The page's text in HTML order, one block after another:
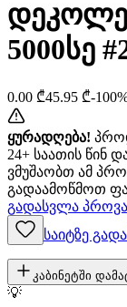
5000სე
0.00 ₾45.95 ₾-100
ყურადღება!
24+ საათის წინ
ვმუშაობთ ამ
გადაამოწმოთ
გადასვლა
საიტზე
კაბინეტში
💡